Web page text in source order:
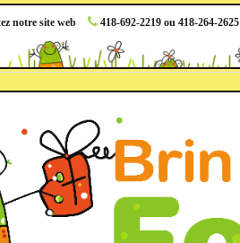
notre site web 418-692-2219 ou 418-264-2625